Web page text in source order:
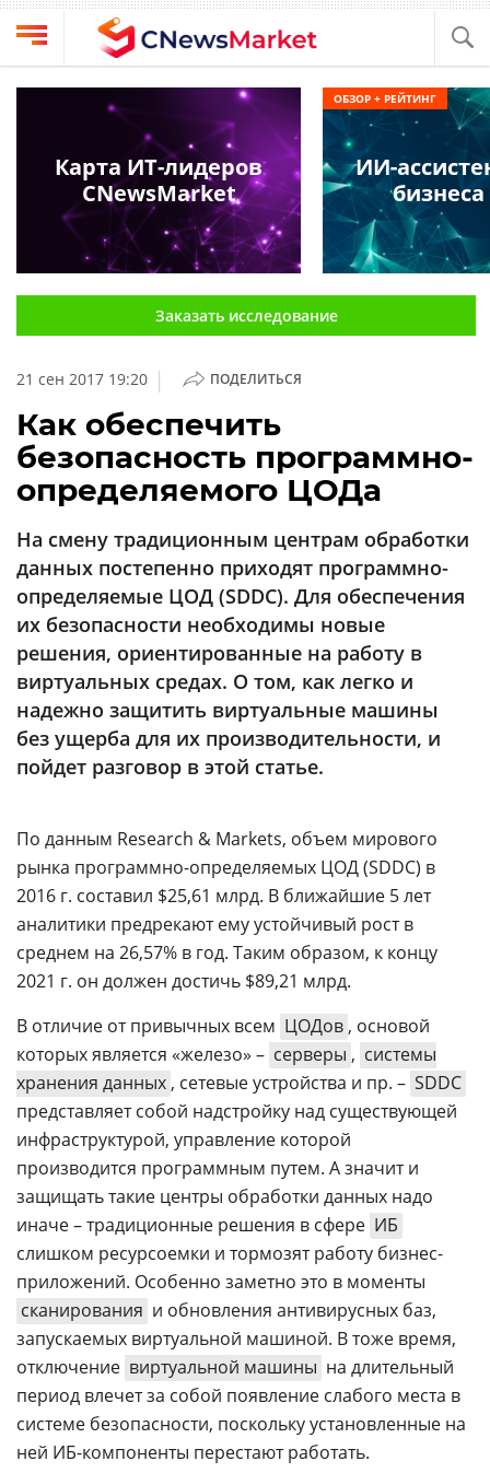
Выбрать
провайдера
Компании
обзоры
О
проекте
CNews
Аналитика
Конференции
Техника
ТВ
издании
Реклама
Вакансии
Telegram
Дзен
Rutube
CNews
Конференции
Техника
Заказать исследование
21 сен 2017 19:20 | ПОДЕЛИТЬСЯ
Как обеспечить
безопасность программно-
определяемого ЦОДа
На смену традиционным центрам обработки
данных постепенно приходят программно-
определяемые ЦОД (SDDC). Для обеспечения
их безопасности необходимы новые
решения, ориентированные на работу в
виртуальных средах. О том, как легко и
надежно защитить виртуальные машины
без ущерба для их производительности, и
пойдет разговор в этой статье.
По данным Research & Markets, объем мирового
рынка программно-определяемых ЦОД (SDDC) в
2016 г. составил $25,61 млрд. В ближайшие 5 лет
аналитики предрекают ему устойчивый рост в
среднем на 26,57% в год. Таким образом, к концу
2021 г. он должен достичь $89,21 млрд.
В отличие от привычных всем ЦОДов , основой
которых является «железо» – серверы , системы
хранения данных , сетевые устройства и пр. – SDDC
представляет собой надстройку над существующей
инфраструктурой, управление которой
производится программным путем. А значит и
защищать такие центры обработки данных надо
иначе – традиционные решения в сфере ИБ
слишком ресурсоемки и тормозят работу бизнес-
приложений. Особенно заметно это в моменты
сканирования и обновления антивирусных баз,
запускаемых виртуальной машиной. В тоже время,
отключение виртуальной машины на длительный
период влечет за собой появление слабого места в
системе безопасности, поскольку установленные на
ней ИБ-компоненты перестают работать.
Карта ИТ-лидеров
CNewsMarket
ИИ-
бизнеса
ОБЗОР + РЕЙТИНГ